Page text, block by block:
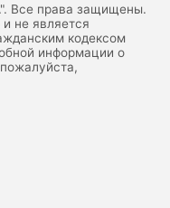
права защищены.
не является
кодексом
информации о